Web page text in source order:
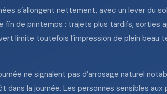
s’allongent nettement, avec un lever du
fin de printemps : trajets plus tardifs, sorties
limite toutefois l’impression de plein beau
ne signalent pas d’arrosage naturel
la journée. Les personnes sensibles